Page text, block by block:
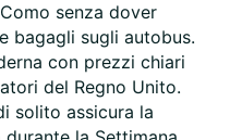
senza dover
bagagli sugli autobus.
con prezzi chiari
del Regno Unito.
solito assicura la